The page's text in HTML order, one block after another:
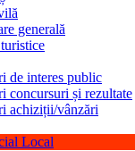
generală
de interes public
concursuri și rezultate
achiziții/vânzări
Local